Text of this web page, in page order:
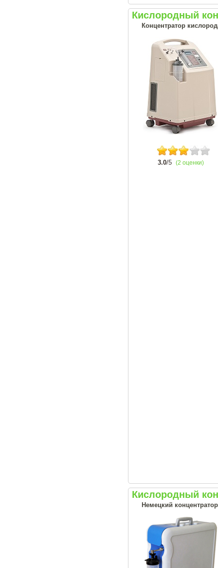
Кислородный
Концентратор
3.0/5 (2 оценки)
Кислородный
Немецкий